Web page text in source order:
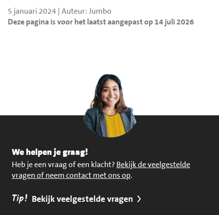
5 januari 2024 | Auteur: Jumbo
Deze pagina is voor het laatst aangepast op 14 juli 2026
We helpen je graag!
Heb je een vraag of een klacht? Bekijk de veelgestelde
vragen of neem contact met ons op.
Tip! Bekijk veelgestelde vragen